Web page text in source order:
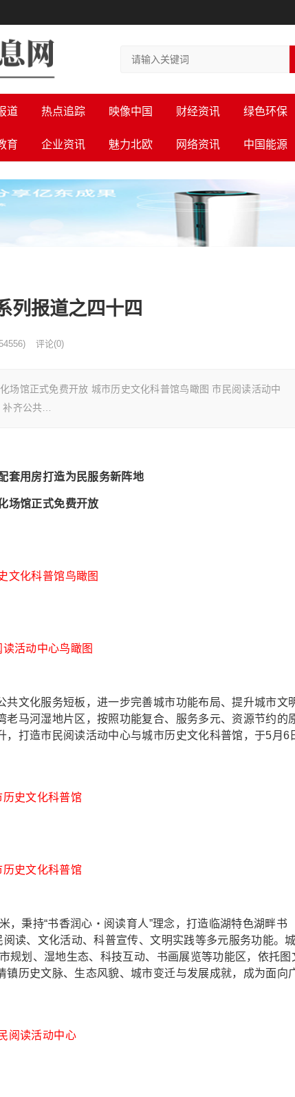
道 热点追踪 映像中国 财经资讯 绿色环保
育 企业资讯 魅力北欧 网络资讯 中国能源
列报道之四十四
评论(0)
场馆正式免费开放 城市历史文化科普馆鸟瞰图 市民阅读活动中
齐公共…
套用房打造为民服务新阵地
场馆正式免费开放
文化科普馆鸟瞰图
读活动中心鸟瞰图
文化服务短板，进一步完善城市功能布局、提升城市文
马河湿地片区，按照功能复合、服务多元、资源节约的
打造市民阅读活动中心与城市历史文化科普馆，于5月6
历史文化科普馆
历史文化科普馆
秉持“书香润心・阅读育人”理念，打造临湖特色湖畔书
读、文化活动、科普宣传、文明实践等多元服务功能。城
规划、湿地生态、科技互动、书画展览等功能区，依托图
镇历史文脉、生态风貌、城市变迁与发展成就，成为面向
阅读活动中心